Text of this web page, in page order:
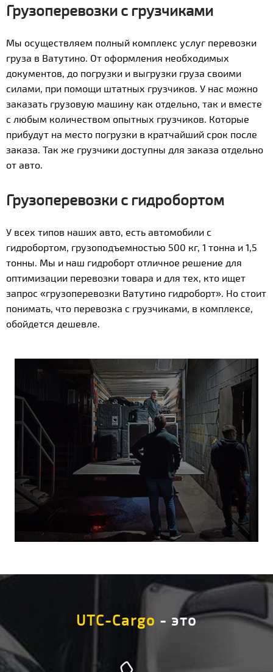
Грузоперевозки с грузчиками
Мы осуществляем полный комплекс услуг перевозки
груза в Ватутино. От оформления необходимых
документов, до погрузки и выгрузки груза своими
силами, при помощи штатных грузчиков. У нас можно
заказать грузовую машину как отдельно, так и вместе
с любым количеством опытных грузчиков. Которые
прибудут на место погрузки в кратчайший срок после
заказа. Так же грузчики доступны для заказа отдельно
от авто.
Грузоперевозки с гидробортом
У всех типов наших авто, есть автомобили с
гидробортом, грузоподъемностью 500 кг, 1 тонна и 1,5
тонны. Мы и наш гидроборт отличное решение для
оптимизации перевозки товара и для тех, кто ищет
запрос «грузоперевозки Ватутино гидроборт». Но стоит
понимать, что перевозка с грузчиками, в комплексе,
обойдется дешевле.
UTC-Cargo - это